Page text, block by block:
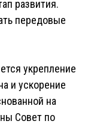
развития.
передовые
укрепление
и ускорение
на
Совет по